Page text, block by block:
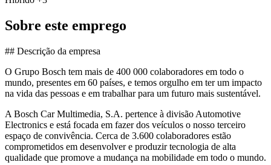
Sobre este emprego
## Descrição da empresa
O Grupo Bosch tem mais de 400 000 colaboradores em todo o
mundo, presentes em 60 países, e temos orgulho em ter um impacto
na vida das pessoas e em trabalhar para um futuro mais sustentável.
A Bosch Car Multimedia, S.A. pertence à divisão Automotive
Electronics e está focada em fazer dos veículos o nosso terceiro
espaço de convivência. Cerca de 3.600 colaboradores estão
comprometidos em desenvolver e produzir tecnologia de alta
qualidade que promove a mudança na mobilidade em todo o mundo.